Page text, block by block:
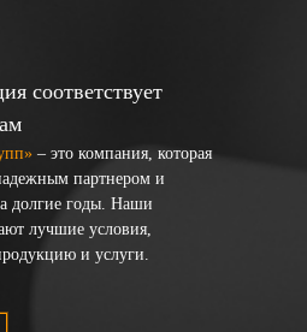
соответствует
– это компания, которая
партнером и
долгие годы. Наши
лучшие условия,
и услуги.